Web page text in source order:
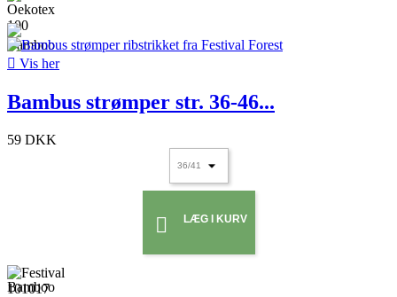
 Vis her
Bambus strømper str. 36-46...
59 DKK
 LÆG I KURV